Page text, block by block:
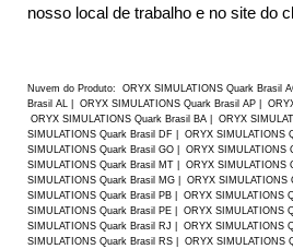
nosso local de trabalho e no site do
Nuvem do Produto: ORYX SIMULATIONS Quark Brasil
Brasil AL | ORYX SIMULATIONS Quark Brasil AP |
ORYX SIMULATIONS Quark Brasil BA | ORYX
SIMULATIONS Quark Brasil DF | ORYX SIMULATIONS
SIMULATIONS Quark Brasil GO | ORYX SIMULATIONS
SIMULATIONS Quark Brasil MT | ORYX SIMULATIONS
SIMULATIONS Quark Brasil MG | ORYX SIMULATIONS
SIMULATIONS Quark Brasil PB | ORYX SIMULATIONS
SIMULATIONS Quark Brasil PE | ORYX SIMULATIONS
SIMULATIONS Quark Brasil RJ | ORYX SIMULATIONS
SIMULATIONS Quark Brasil RS | ORYX SIMULATIONS